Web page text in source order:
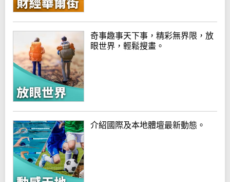
奇事趣事天下事，精彩無界限，放
眼世界，輕鬆搜畫。
介紹國際及本地體壇最新動態。